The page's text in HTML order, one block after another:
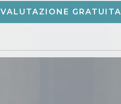
VALUTAZIONE GRATUITA